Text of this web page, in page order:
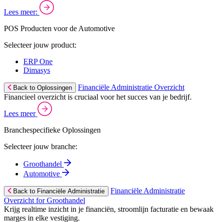
Lees meer:
POS Producten voor de Automotive
Selecteer jouw product:
ERP One
Dimasys
Back to Oplossingen
Financiële Administratie Overzicht
Financieel overzicht is cruciaal voor het succes van je bedrijf.
Lees meer
Branchespecifieke Oplossingen
Selecteer jouw branche:
Groothandel
Automotive
Back to Financiële Administratie
Financiële Administratie
Overzicht for Groothandel
Krijg realtime inzicht in je financiën, stroomlijn facturatie en bewaak
marges in elke vestiging.